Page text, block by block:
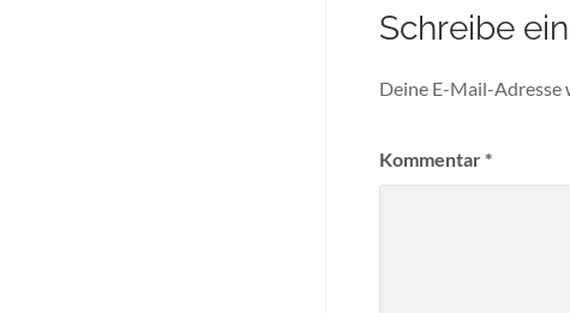
Schreibe
Deine E-Mail-
Kommentar*